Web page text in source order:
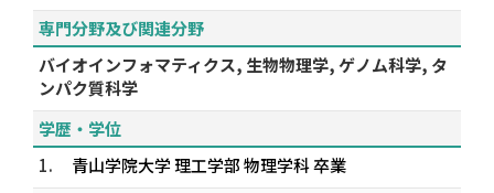
専門分野及び関連分野
バイオインフォマティクス, 生物物理学, ゲノム科学, タ
ンパク質科学
学歴・学位
1.
青山学院大学 理工学部 物理学科 卒業